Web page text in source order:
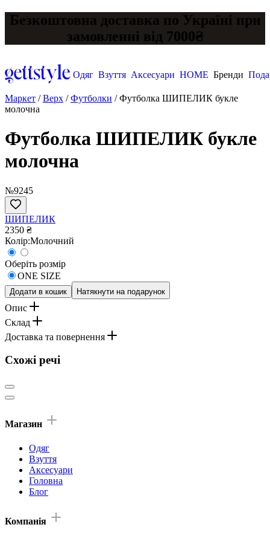
Безкоштовна доставка по Україні при
замовленні від 7000₴
Одяг Взуття Аксесуари HOME Бренди
Маркет /Верх /Футболки /Футболка ШИПЕЛИК букле
молочна
Футболка ШИПЕЛИК букле
молочна
№9245
ШИПЕЛИК
2350 ₴
Колір:Молочний
Оберіть розмір
ONE SIZE
Додати в кошик Натякнути на подарунок
Опис
Склад
Доставка та повернення
Схожі речі
Магазин
Одяг
Взуття
Аксесуари
Головна
Блог
Компанія